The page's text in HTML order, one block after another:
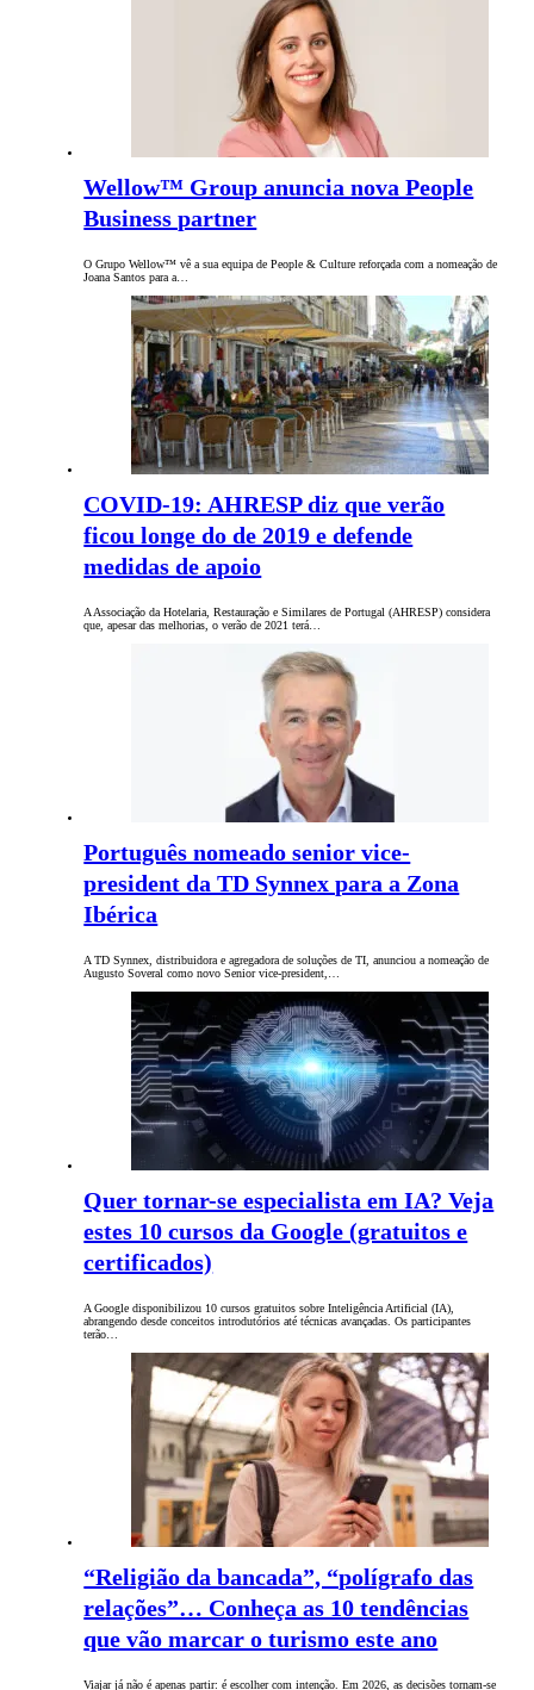
Wellow™ Group anuncia nova People
Business partner
O Grupo Wellow™ vê a sua equipa de People & Culture reforçada com a nomeação de
Joana Santos para a…
COVID-19: AHRESP diz que verão
ficou longe do de 2019 e defende
medidas de apoio
A Associação da Hotelaria, Restauração e Similares de Portugal (AHRESP) considera
que, apesar das melhorias, o verão de 2021 terá…
Português nomeado senior vice-
president da TD Synnex para a Zona
Ibérica
A TD Synnex, distribuidora e agregadora de soluções de TI, anunciou a nomeação de
Augusto Soveral como novo Senior vice-president,…
Quer tornar-se especialista em IA? Veja
estes 10 cursos da Google (gratuitos e
certificados)
A Google disponibilizou 10 cursos gratuitos sobre Inteligência Artificial (IA),
abrangendo desde conceitos introdutórios até técnicas avançadas. Os participantes
terão…
“Religião da bancada”, “polígrafo das
relações”… Conheça as 10 tendências
que vão marcar o turismo este ano
Viajar já não é apenas partir: é escolher com intenção. Em 2026, as decisões tornam-se